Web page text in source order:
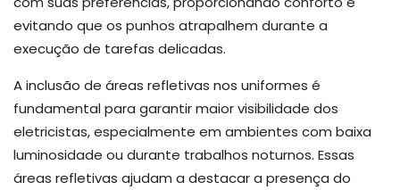
evitando que os punhos atrapalhem durante a
execução de tarefas delicadas.
A inclusão de áreas refletivas nos uniformes é
fundamental para garantir maior visibilidade dos
eletricistas, especialmente em ambientes com baixa
luminosidade ou durante trabalhos noturnos. Essas
áreas refletivas ajudam a destacar a presença do